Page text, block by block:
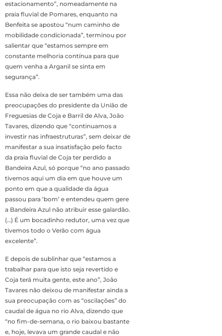
estacionamento”, nomeadamente na
praia fluvial de Pomares, enquanto na
Benfeita se apostou “num caminho de
mobilidade condicionada”, terminou por
salientar que “estamos sempre em
constante melhoria contínua para que
quem venha a Arganil se sinta em
segurança”.
Essa não deixa de ser também uma das
preocupações do presidente da União de
Freguesias de Coja e Barril de Alva, João
Tavares, dizendo que “continuamos a
investir nas infraestruturas”, sem deixar de
manifestar a sua insatisfação pelo facto
da praia fluvial de Coja ter perdido a
Bandeira Azul, só porque “no ano passado
tivemos aqui um dia em que houve um
ponto em que a qualidade da água
passou para ‘bom’ e entendeu quem gere
a Bandeira Azul não atribuir esse galardão.
(…) É um bocadinho redutor, uma vez que
tivemos todo o Verão com água
excelente”.
E depois de sublinhar que “estamos a
trabalhar para que isto seja revertido e
Coja terá muita gente, este ano”, João
Tavares não deixou de manifestar ainda a
sua preocupação com as “oscilações” do
caudal de água no rio Alva, dizendo que
“no fim-de-semana, o rio baixou bastante
e, hoje, levava um grande caudal e não